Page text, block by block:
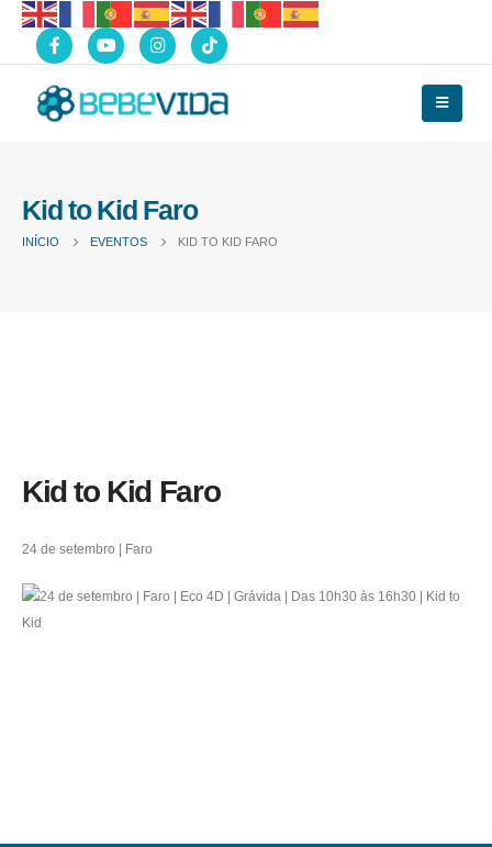
Kid to Kid Faro
INÍCIO EVENTOS KID TO KID FARO
Kid to Kid Faro
24 de setembro | Faro